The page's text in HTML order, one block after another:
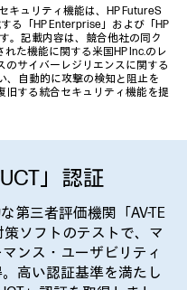
キュリティ機能は、HP FutureS
る「HP Enterprise」および「HP
。記載内容は、競合他社の同ク
た機能に関する米国HP Inc.のレ
のサイバーレジリエンスに関する
、自動的に攻撃の検知と阻止を
する統合セキュリティ機能を提
」認証
第三者評価機関「AV-TE
ソフトのテストで、マ
ンス・ユーザビリティ
高い認証基準を満たし